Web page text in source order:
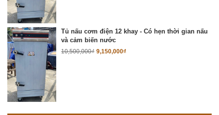
Tủ nấu cơm điện 12 khay - Có hẹn thời gian nấu
và cảm biến nước
10,500,000₫ 9,150,000₫